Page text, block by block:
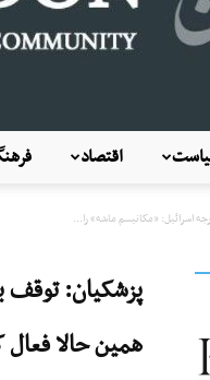
اقتصاد
اسرائیل: «مکانیسم ماشه» را...
پزشکیان: توقف
همین حالا فعال